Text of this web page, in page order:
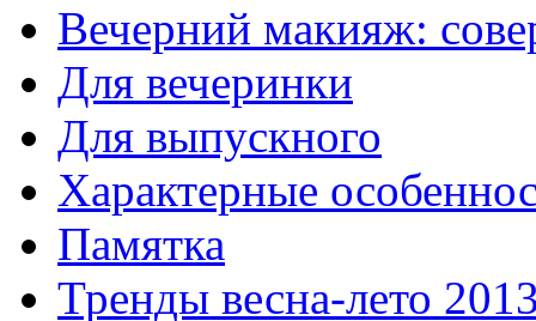
Вечерний макияж:
Для вечеринки
Для выпускного
Характерные
Памятка
Тренды весна-лето